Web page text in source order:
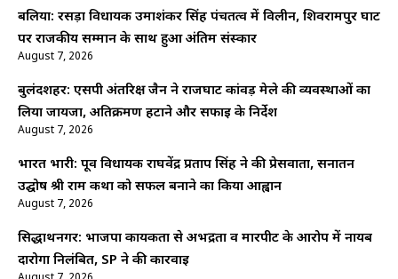
बलिया: रसड़ा विधायक उमाशंकर सिंह पंचतत्व में विलीन, शिवरामपुर घाट
पर राजकीय सम्मान के साथ हुआ अंतिम संस्कार
August 7, 2026
बुलंदशहर: एसपी अंतरिक्ष जैन ने राजघाट कांवड़ मेले की व्यवस्थाओं का
लिया जायजा, अतिक्रमण हटाने और सफाई के निर्देश
August 7, 2026
भारत भारी: पूर्व विधायक राघवेंद्र प्रताप सिंह ने की प्रेसवार्ता, सनातन
उद्घोष श्री राम कथा को सफल बनाने का किया आह्वान
August 7, 2026
सिद्धार्थनगर: भाजपा कार्यकर्ता से अभद्रता व मारपीट के आरोप में नायब
दारोगा निलंबित, SP ने की कार्रवाई